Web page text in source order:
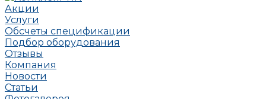
Акции
Услуги
Обсчеты спецификации
Подбор оборудования
Отзывы
Компания
Новости
Статьи